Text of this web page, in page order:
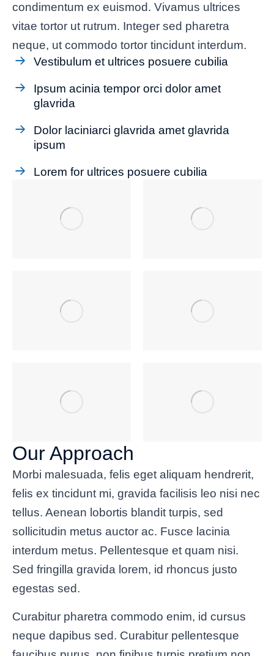
condimentum ex euismod. Vivamus ultrices
vitae tortor ut rutrum. Integer sed pharetra
neque, ut commodo tortor tincidunt interdum.
Vestibulum et ultrices posuere cubilia
Ipsum acinia tempor orci dolor amet
glavrida
Dolor laciniarci glavrida amet glavrida
ipsum
Lorem for ultrices posuere cubilia
Our Approach
Morbi malesuada, felis eget aliquam hendrerit,
felis ex tincidunt mi, gravida facilisis leo nisi nec
tellus. Aenean lobortis blandit turpis, sed
sollicitudin metus auctor ac. Fusce lacinia
interdum metus. Pellentesque et quam nisi.
Sed fringilla gravida lorem, id rhoncus justo
egestas sed.
Curabitur pharetra commodo enim, id cursus
neque dapibus sed. Curabitur pellentesque